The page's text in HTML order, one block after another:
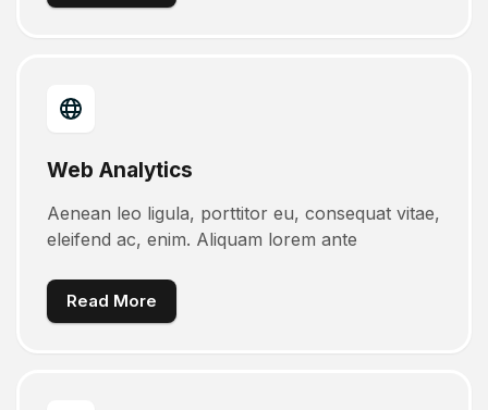
Web Analytics
Aenean leo ligula, porttitor eu, consequat vitae,
eleifend ac, enim. Aliquam lorem ante
Read More